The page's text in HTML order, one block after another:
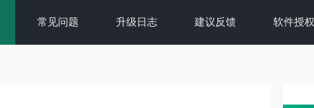
常见问题 升级日志 建议反馈 软件授权